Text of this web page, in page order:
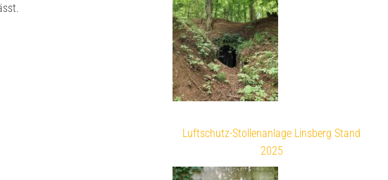
Luftschutz-Stollenanlage Linsberg Stand
2025